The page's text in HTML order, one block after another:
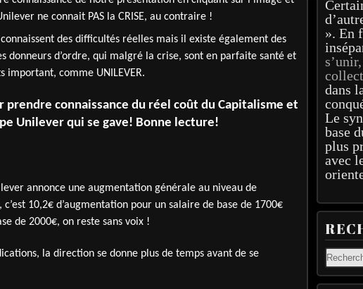
ne connait PAS la CRISE, au contraire !
connaissent des difficultés réelles mais il existe également des
donneurs d’ordre, qui malgré la crise, sont en parfaite santé et
important, comme UNILEVER.
prendre connaissance du réel coût du Capitalisme et
Unilever qui se gave! Bonne lecture!
annonce une augmentation générale au niveau de
, c’est 10,2€ d’augmentation pour un salaire de base de 1700€
de 2000€, on reste sans voix !
la direction se donne plus de temps avant de se
». En
dans
Le
base
plus
avec